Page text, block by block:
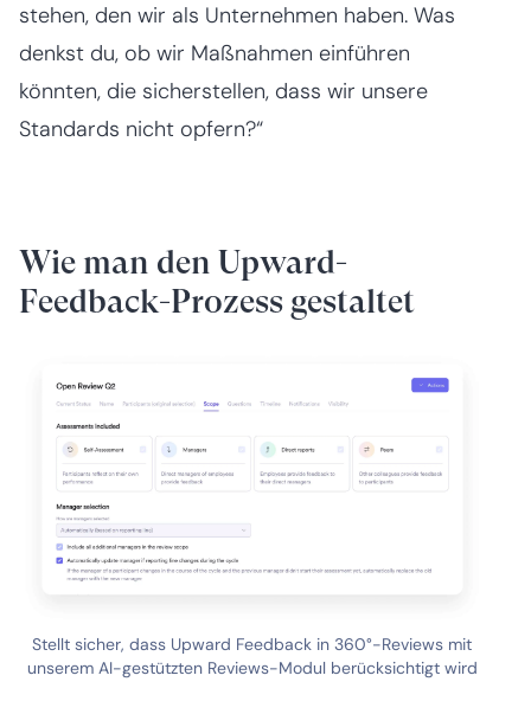
stehen, den wir als Unternehmen haben. Was
denkst du, ob wir Maßnahmen einführen
könnten, die sicherstellen, dass wir unsere
Standards nicht opfern?“
Wie man den Upward-
Feedback-Prozess gestaltet
Stellt sicher, dass Upward Feedback in 360°-Reviews mit
unserem AI-gestützten Reviews-Modul berücksichtigt wird